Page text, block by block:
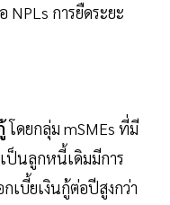
การยืดระยะ
โดยกลุ่ม mSMEs ที่มี
ป็นลูกหนี้เดิมมีการ
เบี้ยเงินกู้ต่อปีสูงกว่า